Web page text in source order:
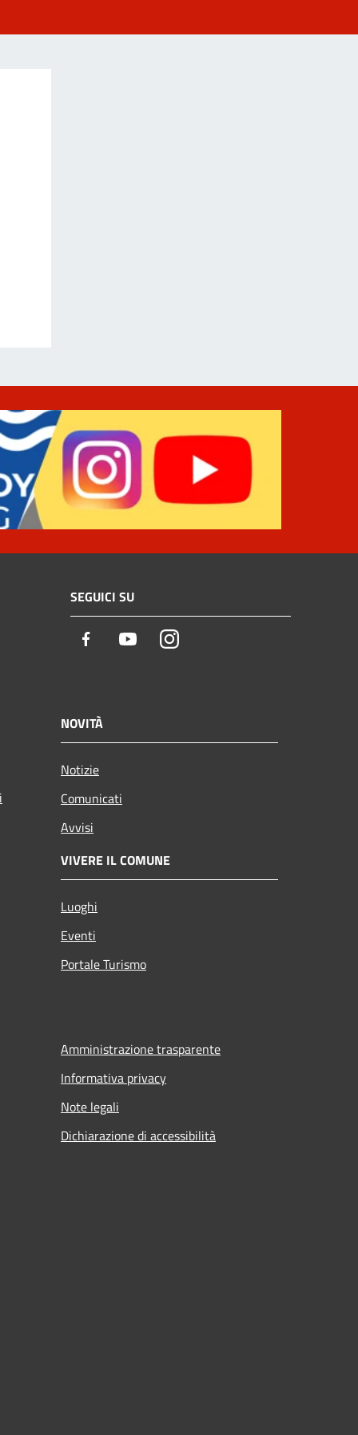
SEGUICI SU
Facebook YoutubeInstagram
NOVITÀ
Notizie
Comunicati
Avvisi
VIVERE IL COMUNE
Luoghi
Eventi
Portale Turismo
Amministrazione trasparente
Informativa privacy
Note legali
Dichiarazione di accessibilità